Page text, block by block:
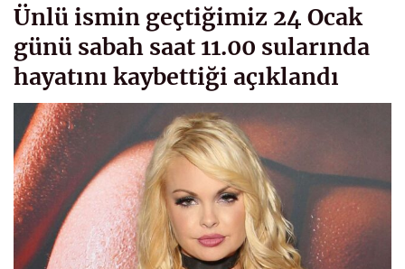
Ünlü ismin geçtiğimiz 24 Ocak
günü sabah saat 11.00 sularında
hayatını kaybettiği açıklandı